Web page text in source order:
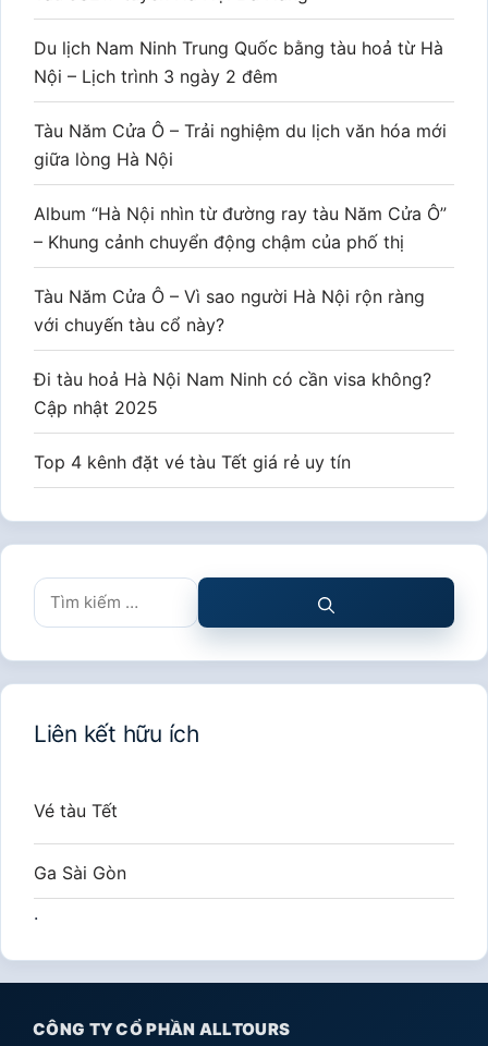
Du lịch Nam Ninh Trung Quốc bằng tàu hoả từ Hà
Nội – Lịch trình 3 ngày 2 đêm
Tàu Năm Cửa Ô – Trải nghiệm du lịch văn hóa mới
giữa lòng Hà Nội
Album “Hà Nội nhìn từ đường ray tàu Năm Cửa Ô”
– Khung cảnh chuyển động chậm của phố thị
Tàu Năm Cửa Ô – Vì sao người Hà Nội rộn ràng
với chuyến tàu cổ này?
Đi tàu hoả Hà Nội Nam Ninh có cần visa không?
Cập nhật 2025
Top 4 kênh đặt vé tàu Tết giá rẻ uy tín
Tìm
kiếm
Liên kết hữu ích
Vé tàu Tết
Ga Sài Gòn
.
CÔNG TY CỔ PHẦN ALLTOURS